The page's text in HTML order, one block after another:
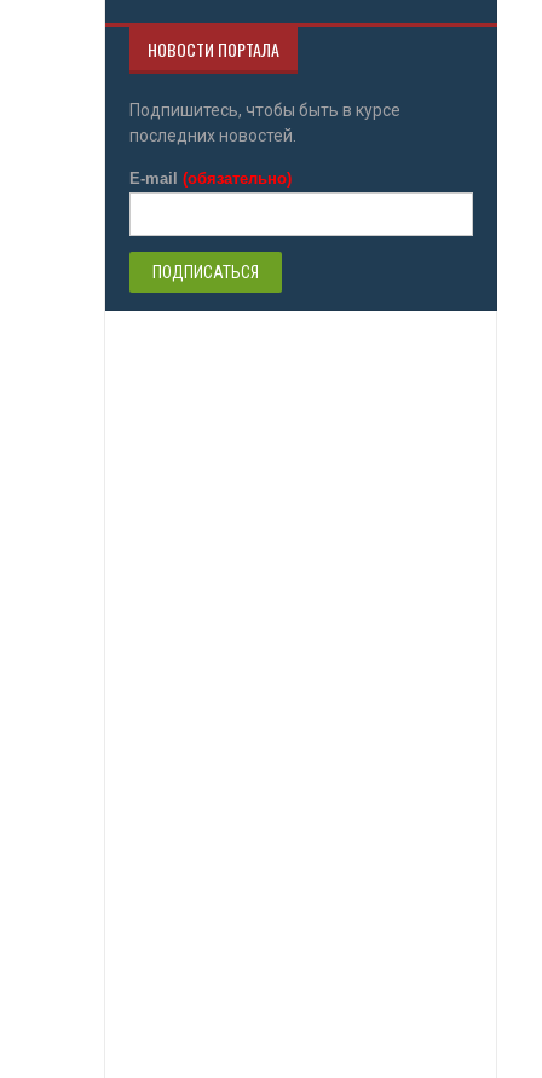
НОВОСТИ ПОРТАЛА
Подпишитесь, чтобы быть в курсе
последних новостей.
E-mail (обязательно)